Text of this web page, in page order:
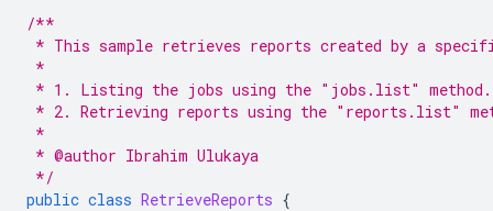
/**
* This sample retrieves reports created by a
*
* 1. Listing the jobs using the "jobs.list" method.
* 2. Retrieving reports using the "reports.list"
*
* @author Ibrahim Ulukaya
*/
public class RetrieveReports {